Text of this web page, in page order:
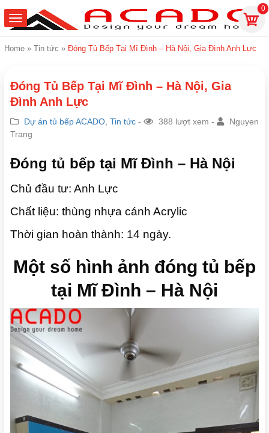
0
Home » Tin tức » Đóng Tủ Bếp Tại Mĩ Đình – Hà Nội, Gia Đình Anh Lực
Đóng Tủ Bếp Tại Mĩ Đình – Hà Nội, Gia
Đình Anh Lực
Dự án tủ bếp ACADO Tin tức - 388 lượt xem -
Nguyen
Trang
Đóng tủ bếp tại Mĩ Đình – Hà Nội
Chủ đầu tư: Anh Lực
Chất liệu: thùng nhựa cánh Acrylic
Thời gian hoàn thành: 14 ngày.
Một số hình ảnh đóng tủ bếp
tại Mĩ Đình – Hà Nội